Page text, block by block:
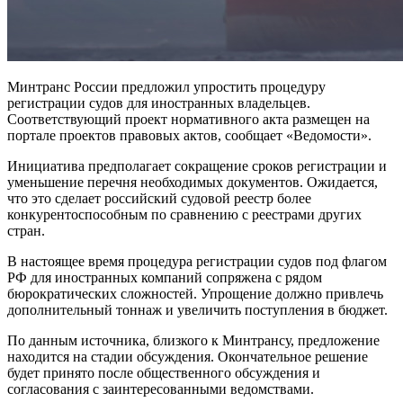
Минтранс России предложил упростить процедуру
регистрации судов для иностранных владельцев.
Соответствующий проект нормативного акта размещен на
портале проектов правовых актов, сообщает «Ведомости».
Инициатива предполагает сокращение сроков регистрации и
уменьшение перечня необходимых документов. Ожидается,
что это сделает российский судовой реестр более
конкурентоспособным по сравнению с реестрами других
стран.
В настоящее время процедура регистрации судов под флагом
РФ для иностранных компаний сопряжена с рядом
бюрократических сложностей. Упрощение должно привлечь
дополнительный тоннаж и увеличить поступления в бюджет.
По данным источника, близкого к Минтрансу, предложение
находится на стадии обсуждения. Окончательное решение
будет принято после общественного обсуждения и
согласования с заинтересованными ведомствами.